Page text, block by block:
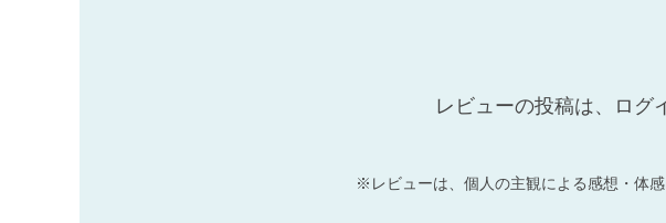
レビューの投稿は、ログ
※レビューは、個人の主観による感想・体